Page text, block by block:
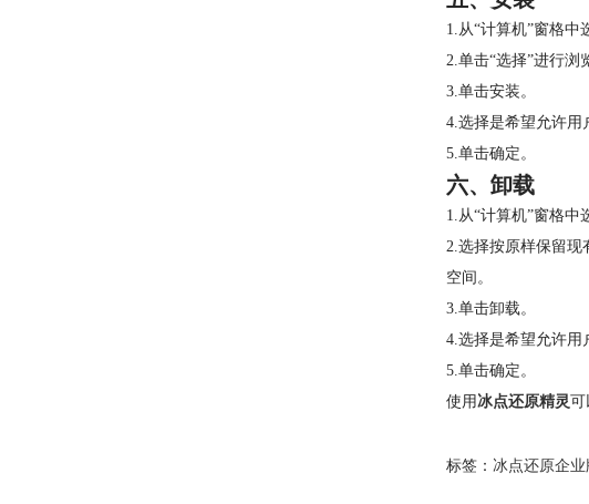
1.从“计算机”窗格中
2.单击“选择”进行浏
3.单击安装。
4.选择是希望允许用
5.单击确定。
六、卸载
1.从“计算机”窗格中
2.选择按原样保留现
空间。
3.单击卸载。
4.选择是希望允许用
5.单击确定。
使用冰点还原精灵可
标签：冰点还原企业